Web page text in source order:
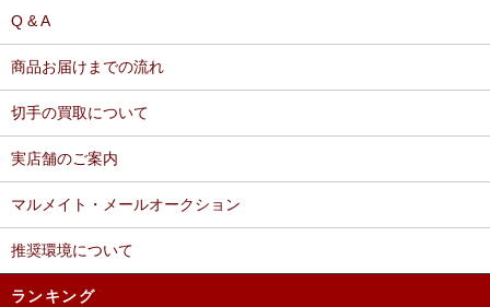
Q & A
商品お届けまでの流れ
切手の買取について
実店舗のご案内
マルメイト・メールオークション
推奨環境について
ランキング